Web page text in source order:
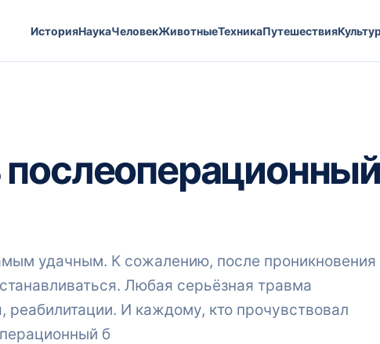
ИсторияНаукаЧеловекЖивотныеТехникаПутешествия
послеоперационный
удачным. К сожалению, после проникновения
Любая серьёзная травма
И каждому, кто прочувствовал
б